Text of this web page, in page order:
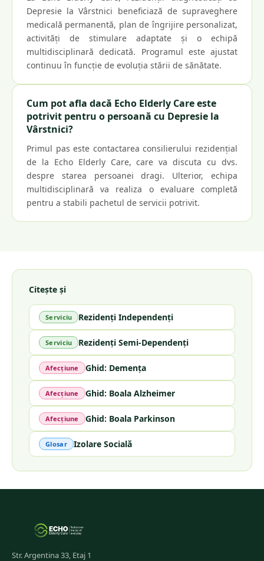
Depresie la Vârstnici beneficiază de supraveghere
medicală permanentă, plan de îngrijire personalizat,
activități de stimulare adaptate și o echipă
multidisciplinară dedicată. Programul este ajustat
continuu în funcție de evoluția stării de sănătate.
Cum pot afla dacă Echo Elderly Care este
potrivit pentru o persoană cu Depresie la
Vârstnici?
Primul pas este contactarea consilierului rezidențial
de la Echo Elderly Care, care va discuta cu dvs.
despre starea persoanei dragi. Ulterior, echipa
multidisciplinară va realiza o evaluare completă
pentru a stabili pachetul de servicii potrivit.
Citește și
Serviciu Rezidenți Independenți
Serviciu Rezidenți Semi-Dependenți
Afecțiune Ghid: Demența
Afecțiune Ghid: Boala Alzheimer
Afecțiune Ghid: Boala Parkinson
Glosar Izolare Socială
Str. Argentina 33, Etaj 1